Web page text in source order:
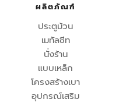
ผลิตภัณฑ์
ประตูม้วน
เมทัลชีท
นั่งร้าน
แบบเหล็ก
โครงสร้างเบา
อุปกรณ์เสริม